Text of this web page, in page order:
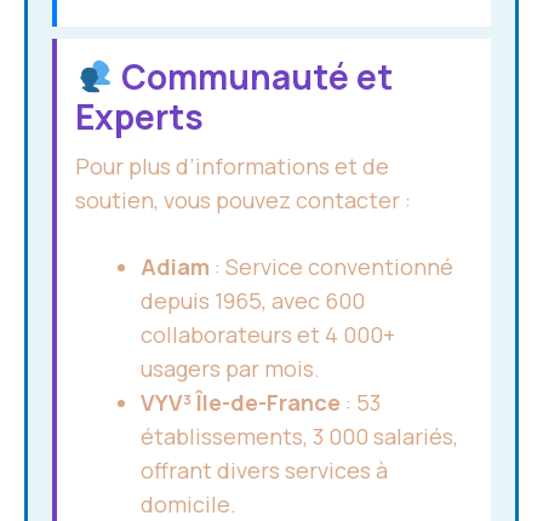
Communauté et
Experts
Pour plus d’informations et de
soutien, vous pouvez contacter :
Adiam : Service conventionné
depuis 1965, avec 600
collaborateurs et 4 000+
usagers par mois.
VYV³ Île-de-France : 53
établissements, 3 000 salariés,
offrant divers services à
domicile.